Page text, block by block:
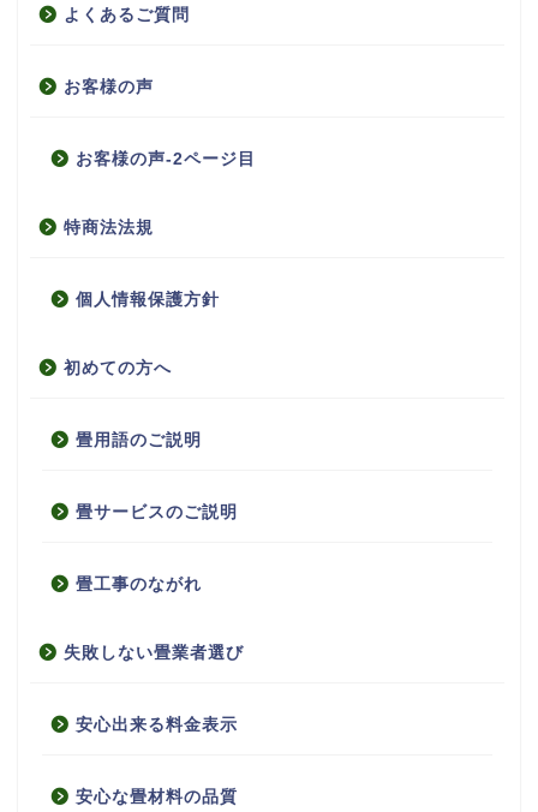
よくあるご質問
お客様の声
お客様の声-2ページ目
特商法法規
個人情報保護方針
初めての方へ
畳用語のご説明
畳サービスのご説明
畳工事のながれ
失敗しない畳業者選び
安心出来る料金表示
安心な畳材料の品質